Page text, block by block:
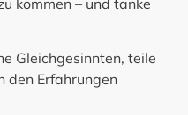
kommen – und tanke
Gleichgesinnten, teile
den Erfahrungen